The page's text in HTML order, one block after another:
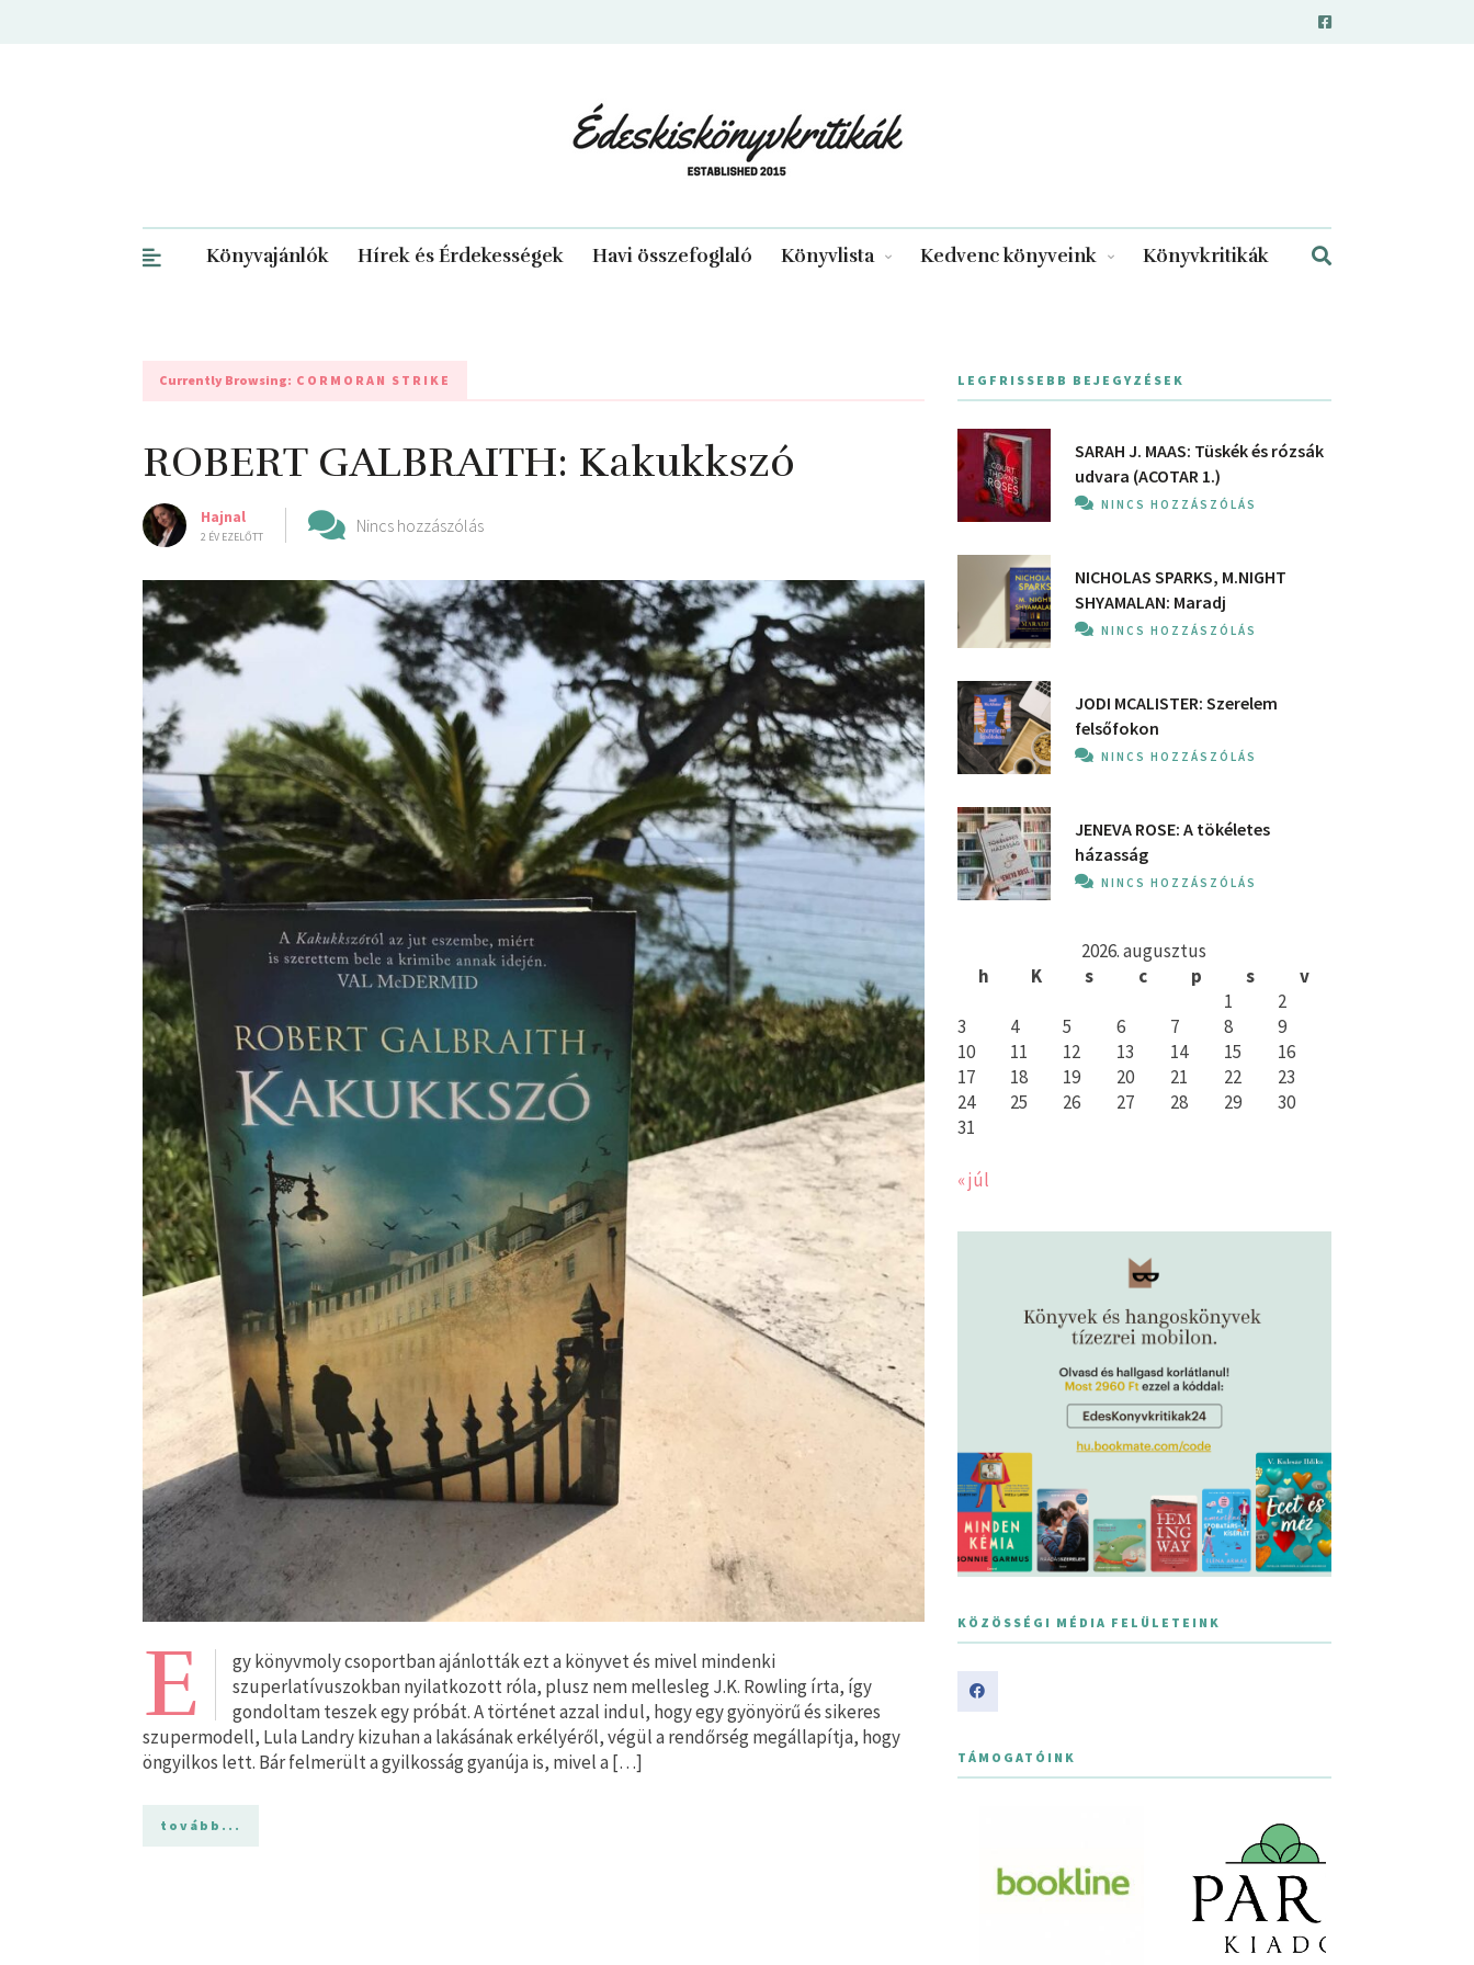
Könyvajánlók Hírek és Érdekességek Havi összefoglaló Könyvlista Kedvenc könyveink Könyvkritikák
Currently Browsing: CORMORAN STRIKE
ROBERT GALBRAITH: Kakukkszó
Hajnal
2 ÉV EZELŐTT
Nincs hozzászólás
E
gy könyvmoly csoportban ajánlották ezt a könyvet és mivel mindenki
szuperlatívuszokban nyilatkozott róla, plusz nem mellesleg J.K. Rowling írta, így
gondoltam teszek egy próbát. A történet azzal indul, hogy egy gyönyörű és sikeres
szupermodell, Lula Landry kizuhan a lakásának erkélyéről, végül a rendőrség megállapítja, hogy
öngyilkos lett. Bár felmerült a gyilkosság gyanúja is, mivel a […]
tovább...
LEGFRISSEBB BEJEGYZÉSEK
SARAH J. MAAS: Tüskék és rózsák
udvara (ACOTAR 1.)
NINCS HOZZÁSZÓLÁS
NICHOLAS SPARKS, M.NIGHT
SHYAMALAN: Maradj
NINCS HOZZÁSZÓLÁS
JODI MCALISTER: Szerelem
felsőfokon
NINCS HOZZÁSZÓLÁS
JENEVA ROSE: A ​tökéletes
házasság
NINCS HOZZÁSZÓLÁS
2026. augusztus
h
K s c p s
v
1
2
3
4 5 6 7 8
9
10
11 12 13 14 15
16
17
18 19 20 21 22
23
24
25 26 27 28 29
30
31
« júl
KÖZÖSSÉGI MÉDIA FELÜLETEINK
TÁMOGATÓINK